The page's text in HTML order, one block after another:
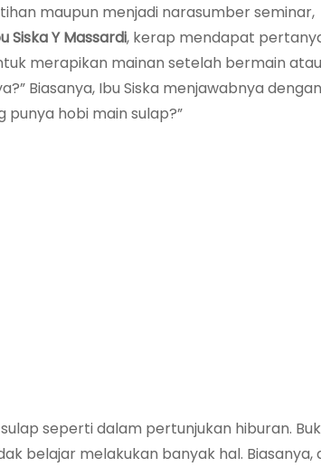
maupun menjadi narasumber seminar,
Y Massardi, kerap mendapat
merapikan mainan setelah bermain atau
Biasanya, Ibu Siska menjawabnya dengan
hobi main sulap?”
seperti dalam pertunjukan hiburan.
belajar melakukan banyak hal. Biasanya,